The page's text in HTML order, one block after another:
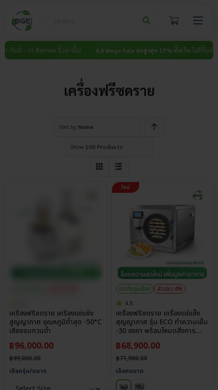
content
(วันนี้ – 15 สิงหาคม นี้ เท่านั้น) 8.8 Mega Sale ลดสูงสุด 15% ทั้งเว็บไม่มีขั้นต่ำ (วั
เครื่องฟรีซดราย
Sort by Name
Show 100 Products
เครื่องฟรีซดราย เครื่องแช่แข็ง
สูญญากาศ อุณหภูมิต่ำสุด -50°C
เสียงรบกวนต่ำ
฿96,000.00
฿99,000.00
เลือกรุ่น/ขนาด
ใหม่
ประกันศูนย์ไทย
ส่วนลด 4%
4.8
เครื่องฟรีซดราย เครื่องแช่แข็ง
สุญญากาศ รุ่น ECO ทำความเย็น
-30 องศา พร้อมโหมดสั่งการ
฿68,900.00
฿71,900.00
เลือกขนาด